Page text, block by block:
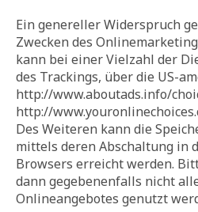
Ein genereller Widerspruch
Zwecken des
kann bei einer Vielzahl der
des Trackings, über die US-
http://www.aboutads.info/
http://
Des Weiteren kann die
mittels deren Abschaltung in
Browsers erreicht werden.
dann gegebenenfalls nicht
Onlineangebotes genutzt